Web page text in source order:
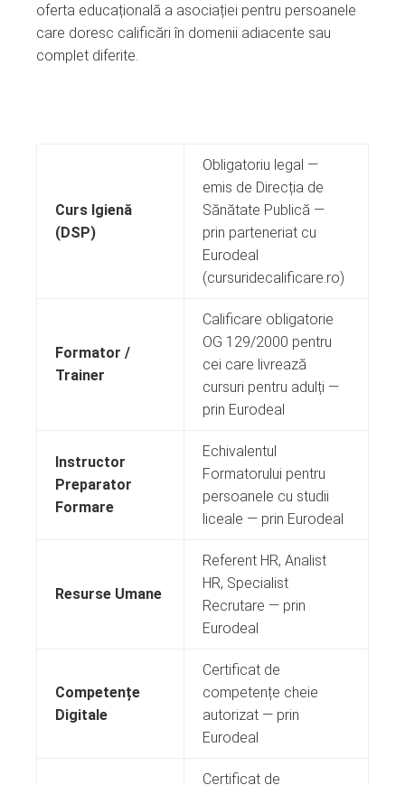
oferta educațională a asociației pentru persoanele
care doresc calificări în domenii adiacente sau
complet diferite.
Curs Igienă
(DSP)
Obligatoriu legal —
emis de Direcția de
Sănătate Publică —
prin parteneriat cu
Eurodeal
(cursuridecalificare.ro)
Formator /
Trainer
Calificare obligatorie
OG 129/2000 pentru
cei care livrează
cursuri pentru adulți —
prin Eurodeal
Instructor
Preparator
Formare
Echivalentul
Formatorului pentru
persoanele cu studii
liceale — prin Eurodeal
Resurse Umane
Referent HR, Analist
HR, Specialist
Recrutare — prin
Eurodeal
Competențe
Digitale
Certificat de
competențe cheie
autorizat — prin
Eurodeal
Certificat de